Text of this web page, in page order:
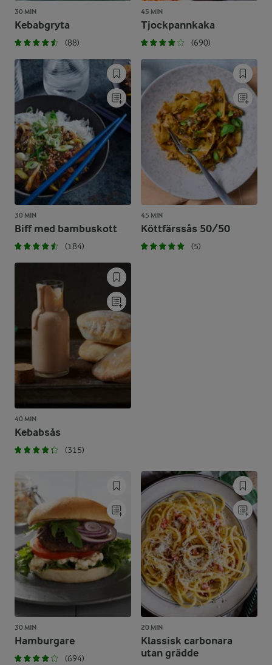
30 MIN
Kebabgryta
(88)
45 MIN
Tjockpannkaka
(690)
30 MIN
Biff med bambuskott
(184)
45 MIN
Köttfärssås 50/50
(5)
40 MIN
Kebabsås
(315)
30 MIN
Hamburgare
(694)
20 MIN
Klassisk carbonara
utan grädde